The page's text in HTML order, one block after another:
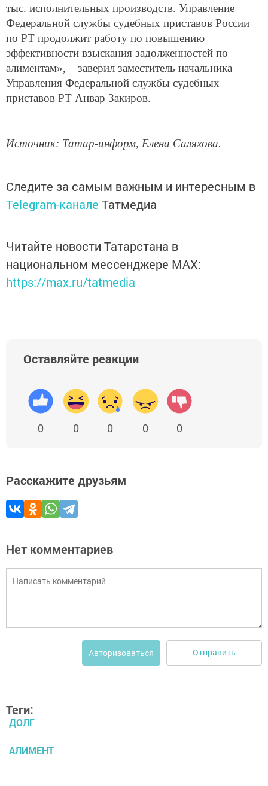
тыс. исполнительных производств. Управление
Федеральной службы судебных приставов России
по РТ продолжит работу по повышению
эффективности взыскания задолженностей по
алиментам», – заверил заместитель начальника
Управления Федеральной службы судебных
приставов РТ Анвар Закиров.
Источник: Татар-информ, Елена Саляхова.
Следите за самым важным и интересным в
Telegram-канале Татмедиа
Читайте новости Татарстана в
национальном мессенджере MАХ:
https://max.ru/tatmedia
Оставляйте реакции
0 0 0 0 0
Расскажите друзьям
Нет комментариев
Авторизоваться Отправить
Теги:
ДОЛГ
АЛИМЕНТ